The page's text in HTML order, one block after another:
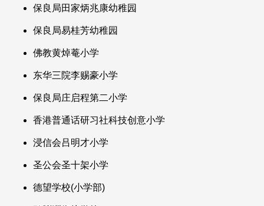
保良局田家炳兆康幼稚园
保良局易桂芳幼稚园
佛教黄焯菴小学
东华三院李赐豪小学
保良局庄启程第二小学
香港普通话研习社科技创意小学
浸信会吕明才小学
圣公会圣十架小学
德望学校(小学部)